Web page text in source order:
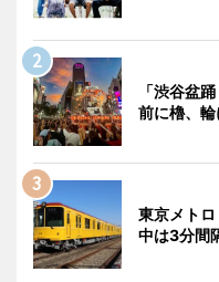
「渋谷盆
前に櫓、輪
東京メト
中は3分間